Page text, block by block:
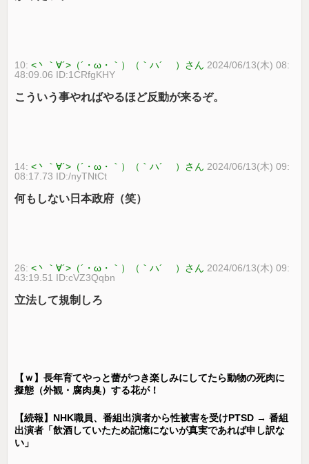
10:<丶｀∀´>（´・ω・｀）（｀ハ´ ）さん 2024/06/13(木) 08:
48:09.06 ID:1CRfgKHY
こういう事やればやるほど反動が来るぞ。
14:<丶｀∀´>（´・ω・｀）（｀ハ´ ）さん 2024/06/13(木) 09:
08:17.73 ID:/nyTNtCt
何もしない日本政府（笑）
26:<丶｀∀´>（´・ω・｀）（｀ハ´ ）さん 2024/06/13(木) 09:
43:19.51 ID:cVZ3Qqbn
立法して規制しろ
【ｗ】長年育てやっと蕾がつき楽しみにしてたら動物の死肉に
擬態（外観・腐肉臭）する花が！
【続報】NHK職員、番組出演者から性被害を受けPTSD → 番組
出演者「飲酒していたため記憶にないが真実であれば申し訳な
い」